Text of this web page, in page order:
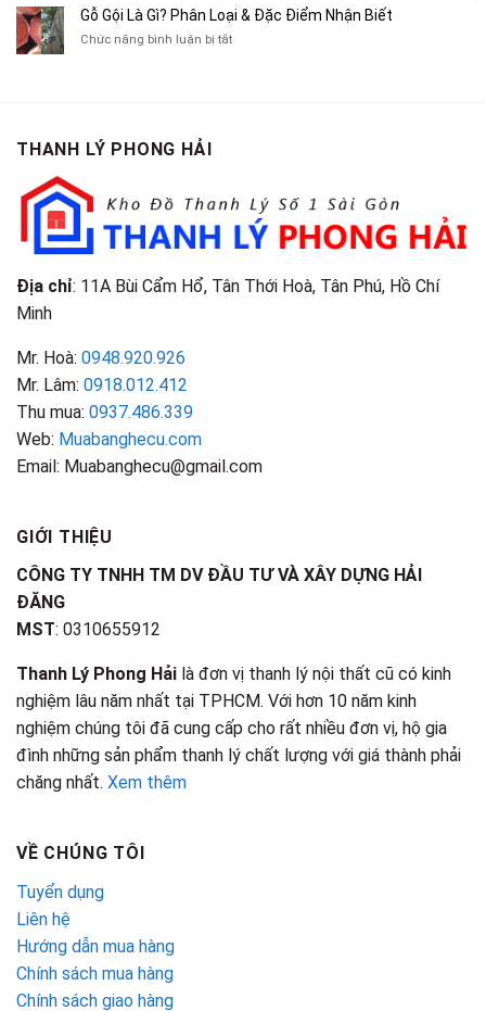
Cũ
TP.HCM
Tạp
Chí
Bán
Áo
Chít
Là
Gỗ Gội Là Gì? Phân Loại & Đặc Điểm Nhận Biết
Chức năng bình luận bị tắtở
Điểm
Nhận
Biết
THANH LÝ PHONG HẢI
Địa chỉ: 11A Bùi Cẩm Hổ, Tân Thới Hoà, Tân Phú, Hồ Chí
Minh
Mr. Hoà: 0948.920.926
Mr. Lâm: 0918.012.412
Thu mua: 0937.486.339
Web: Muabanghecu.com
Email: Muabanghecu@gmail.com
GIỚI THIỆU
CÔNG TY TNHH TM DV ĐẦU TƯ VÀ XÂY DỰNG HẢI
ĐĂNG
MST: 0310655912
Thanh Lý Phong Hải là đơn vị thanh lý nội thất cũ có kinh
nghiệm lâu năm nhất tại TPHCM. Với hơn 10 năm kinh
nghiệm chúng tôi đã cung cấp cho rất nhiều đơn vị, hộ gia
đình những sản phẩm thanh lý chất lượng với giá thành phải
chăng nhất. Xem thêm
VỀ CHÚNG TÔI
Tuyển dụng
Liên hệ
Hướng dẫn mua hàng
Chính sách mua hàng
Chính sách giao hàng